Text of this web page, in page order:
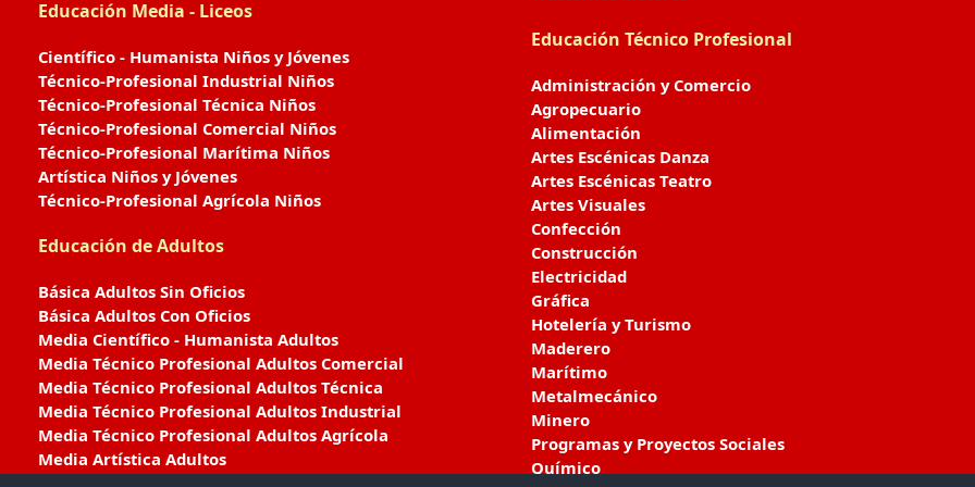
Educación Media - Liceos
Científico - Humanista Niños y Jóvenes
Técnico-Profesional Industrial Niños
Técnico-Profesional Técnica Niños
Técnico-Profesional Comercial Niños
Técnico-Profesional Marítima Niños
Artística Niños y Jóvenes
Técnico-Profesional Agrícola Niños
Educación de Adultos
Básica Adultos Sin Oficios
Básica Adultos Con Oficios
Media Científico - Humanista Adultos
Media Técnico Profesional Adultos Comercial
Media Técnico Profesional Adultos Técnica
Media Técnico Profesional Adultos Industrial
Media Técnico Profesional Adultos Agrícola
Media Artística Adultos
Educación Técnico Profesional
Administración y Comercio
Agropecuario
Alimentación
Artes Escénicas Danza
Artes Escénicas Teatro
Artes Visuales
Confección
Construcción
Electricidad
Gráfica
Hotelería y Turismo
Maderero
Marítimo
Metalmecánico
Minero
Programas y Proyectos Sociales
Químico